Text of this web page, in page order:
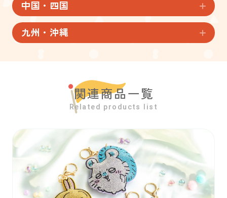
中国・四国
九州・沖縄
関連商品一覧
Related products list